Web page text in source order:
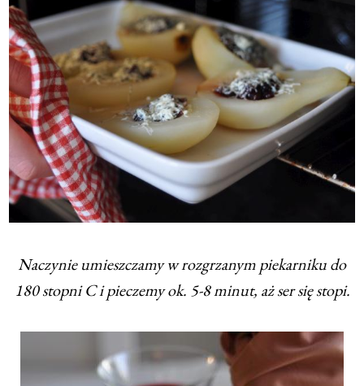
Naczynie umieszczamy w rozgrzanym piekarniku do
180 stopni C i pieczemy ok. 5-8 minut, aż ser się stopi.